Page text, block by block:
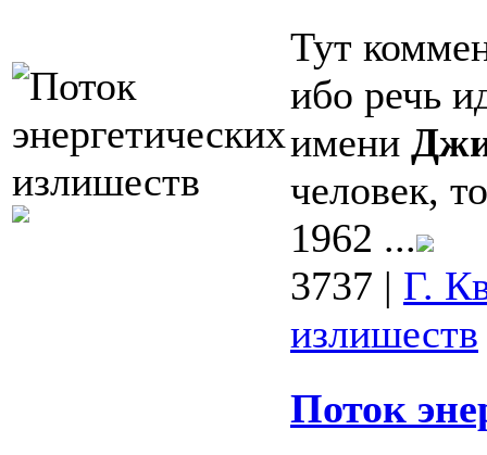
Тут
ибо речь
имени
человек,
1962 ...
3737 | Г.
излишеств
Поток